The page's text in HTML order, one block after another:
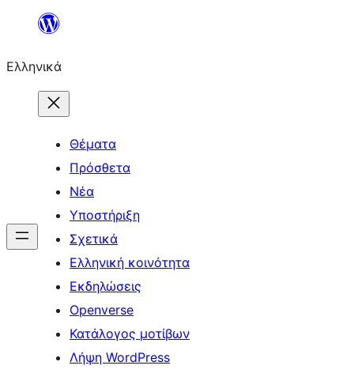
Μετάβαση
περιεχόμενο
Ελληνικά
Θέματα
Πρόσθετα
Νέα
Υποστήριξη
Σχετικά
Ελληνική κοινότητα
Εκδηλώσεις
Openverse
Κατάλογος μοτίβων
Λήψη WordPress